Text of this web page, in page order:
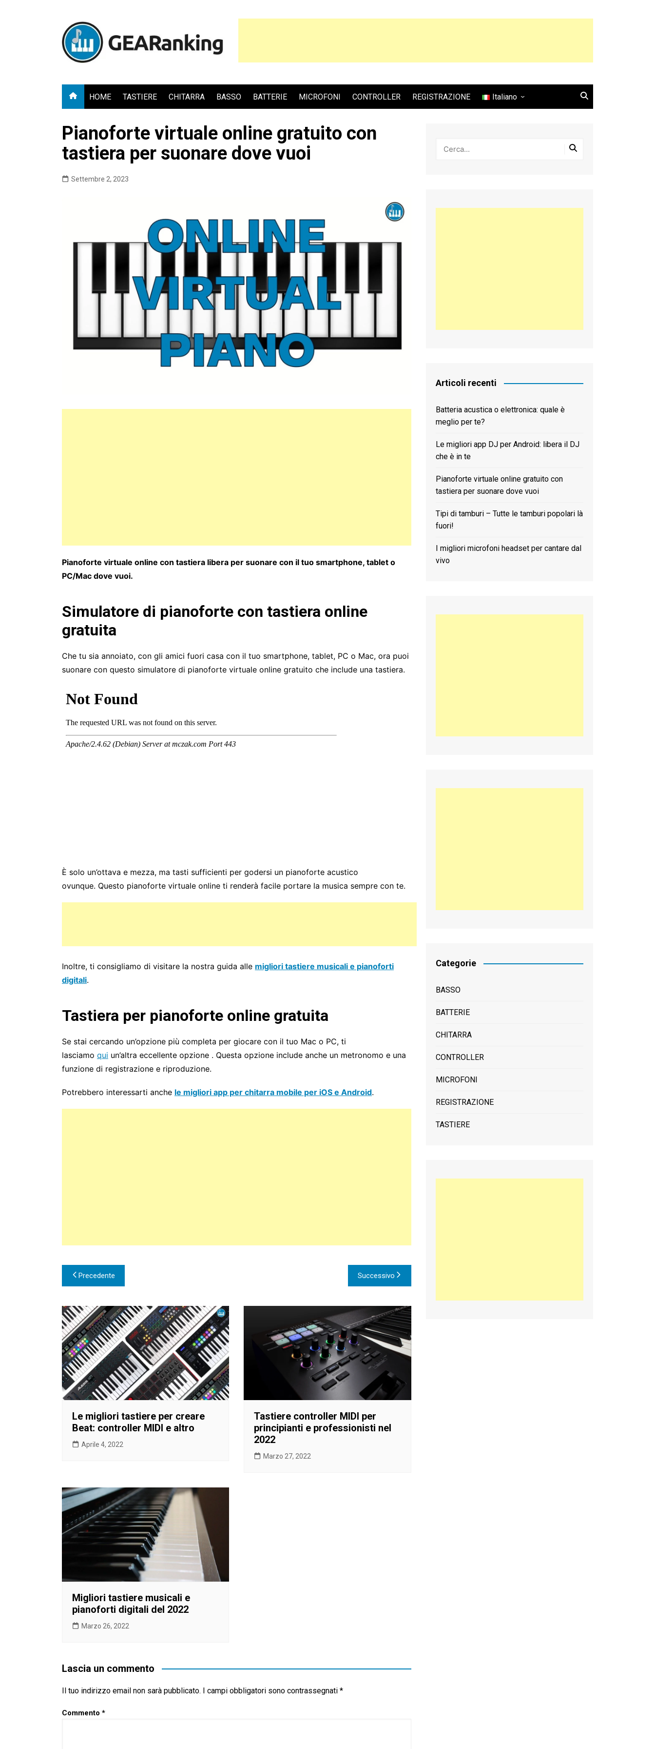
HOME TASTIERE CHITARRA BASSO BATTERIE MICROFONI CONTROLLER REGISTRAZIONE Italiano
Pianoforte virtuale online gratuito con
tastiera per suonare dove vuoi
Settembre 2, 2023
Pianoforte virtuale online con tastiera libera per suonare con il tuo smartphone, tablet o
PC/Mac dove vuoi.
Simulatore di pianoforte con tastiera online
gratuita
Che tu sia annoiato, con gli amici fuori casa con il tuo smartphone, tablet, PC o Mac, ora puoi
suonare con questo simulatore di pianoforte virtuale online gratuito che include una tastiera.
È solo un’ottava e mezza, ma tasti sufficienti per godersi un pianoforte acustico
ovunque. Questo pianoforte virtuale online ti renderà facile portare la musica sempre con te.
Inoltre, ti consigliamo di visitare la nostra guida alle migliori tastiere musicali e pianoforti
digitali.
Tastiera per pianoforte online gratuita
Se stai cercando un’opzione più completa per giocare con il tuo Mac o PC, ti
lasciamo qui un’altra eccellente opzione . Questa opzione include anche un metronomo e una
funzione di registrazione e riproduzione.
Potrebbero interessarti anche le migliori app per chitarra mobile per iOS e Android.
Navigazione
articoli
Precedente Successivo
Le migliori tastiere per creare
Beat: controller MIDI e altro
Aprile 4, 2022
Tastiere controller MIDI per
principianti e professionisti nel
2022
Marzo 27, 2022
Migliori tastiere musicali e
pianoforti digitali del 2022
Marzo 26, 2022
Lascia un commento
Il tuo indirizzo email non sarà pubblicato. I campi obbligatori sono contrassegnati *
Commento *
Articoli recenti
Batteria acustica o elettronica: quale è
meglio per te?
Le migliori app DJ per Android: libera il DJ
che è in te
Pianoforte virtuale online gratuito con
tastiera per suonare dove vuoi
Tipi di tamburi – Tutte le tamburi popolari là
fuori!
I migliori microfoni headset per cantare dal
vivo
Categorie
BASSO
BATTERIE
CHITARRA
CONTROLLER
MICROFONI
REGISTRAZIONE
TASTIERE